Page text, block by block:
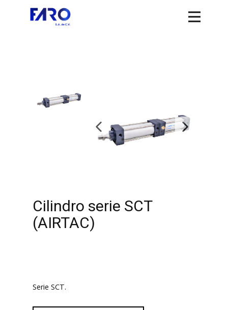
Cilindro serie SCT
(AIRTAC)
Serie SCT.